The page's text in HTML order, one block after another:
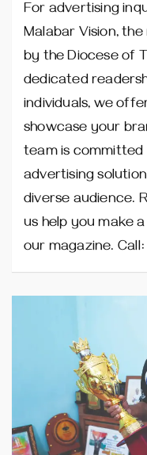
For advertising
Malabar Vision,
by the Diocese of
dedicated
individuals, we
showcase your
team is
advertising
diverse audience.
us help you make
our magazine.